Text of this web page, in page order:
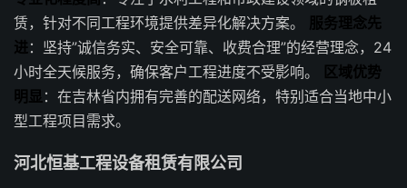
赁，针对不同工程环境提供差异化解决方案。
服务理念先
进：坚持”诚信务实、安全可靠、收费合理”的经营理念，24
小时全天候服务，确保客户工程进度不受影响。
区域优势
明显 ：在吉林省内拥有完善的配送网络，特别适合当地中小
型工程项目需求。
河北恒基工程设备租赁有限公司